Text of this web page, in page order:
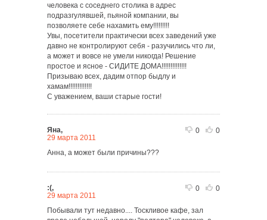
человека с соседнего столика в адрес
подразгулявшей, пьяной компании, вы
позволяете себе нахамить ему!!!!!!!!!
Увы, посетители практически всех заведений уже
давно не контролируют себя - разучились что ли,
а может и вовсе не умели никогда! Решение
простое и ясное - СИДИТЕ ДОМА!!!!!!!!!!!!!!
Призываю всех, дадим отпор быдлу и
хамам!!!!!!!!!!!!!
С уважением, ваши старые гости!
0 0
Яна,
29 марта 2011
Анна, а может были причины???
0 0
:(,
29 марта 2011
Побывали тут недавно.... Тоскливое кафе, зал